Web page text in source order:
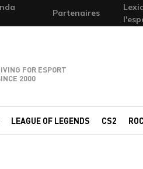
Partenaires
FOR ESPORT
2000
LEAGUE OF LEGENDS CS2